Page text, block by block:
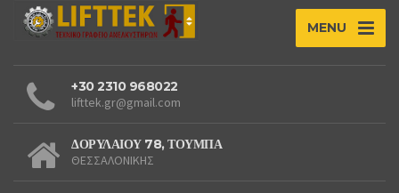
MENU
+30 2310 968022
lifttek.gr@gmail.com
ΔΟΡΥΛΑΙΟΥ 78, ΤΟΥΜΠΑ
ΘΕΣΣΑΛΟΝΙΚΗΣ